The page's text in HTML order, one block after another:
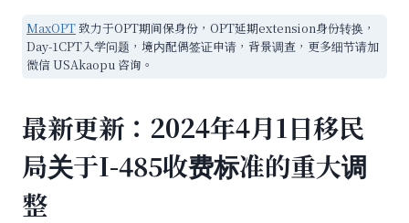
MaxOPT致力于OPT期间保身份，OPT延期extension身份转换，
Day-1CPT入学问题，境内配偶签证申请，背景调查，更多细节请加
微信 USAkaopu 咨询。
最新更新：2024年4月1日移民
局关于I-485收费标准的重大调
整